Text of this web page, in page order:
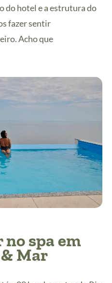
do hotel e a estrutura do
fazer sentir
Acho que
no spa em
Mar